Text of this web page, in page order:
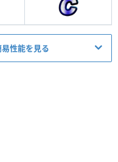
性能を見る